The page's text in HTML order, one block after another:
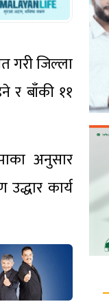
गरी जिल्ला
र बाँकी ११
अनुसार
कार्य